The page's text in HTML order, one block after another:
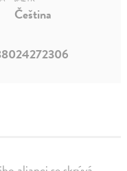
Čeština